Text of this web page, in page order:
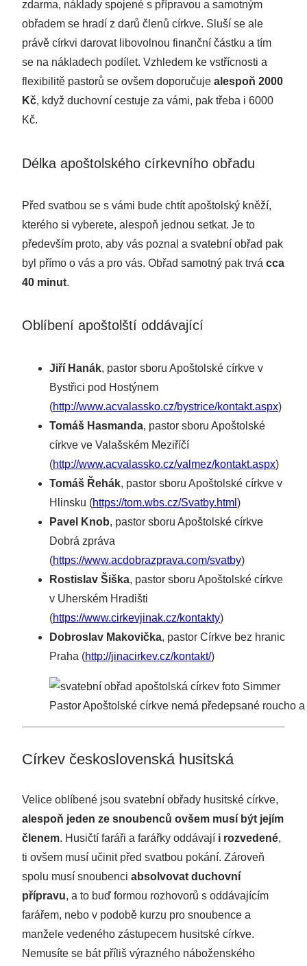
zdarma, náklady spojené s přípravou a samotným
obřadem se hradí z darů členů církve. Sluší se ale
právě církvi darovat libovolnou finanční částku a tím
se na nákladech podílet. Vzhledem ke vstřícnosti a
flexibilitě pastorů se ovšem doporučuje alespoň 2000
Kč, když duchovní cestuje za vámi, pak třeba i 6000
Kč.
Délka apoštolského církevního obřadu
Před svatbou se s vámi bude chtít apoštolský kněží,
kterého si vyberete, alespoň jednou setkat. Je to
především proto, aby vás poznal a svatební obřad pak
byl přímo o vás a pro vás. Obřad samotný pak trvá cca
40 minut.
Oblíbení apoštolští oddávající
Jiří Hanák, pastor sboru Apoštolské církve v
Bystřici pod Hostýnem
(http://www.acvalassko.cz/bystrice/kontakt.aspx)
Tomáš Hasmanda, pastor sboru Apoštolské
církve ve Valašském Meziříčí
(http://www.acvalassko.cz/valmez/kontakt.aspx)
Tomáš Řehák, pastor sboru Apoštolské církve v
Hlinsku (https://tom.wbs.cz/Svatby.html )
Pavel Knob, pastor sboru Apoštolské církve
Dobrá zpráva
(https://www.acdobrazprava.com/svatby)
Rostislav Šiška, pastor sboru Apoštolské církve
v Uherském Hradišti
(https://www.cirkevjinak.cz/kontakty)
Dobroslav Makovička, pastor Církve bez hranic
Praha (http://jinacirkev.cz/kontakt/)
Pastor Apoštolské církve nemá předepsané roucho
Církev československá husitská
Velice oblíbené jsou svatební obřady husitské církve,
alespoň jeden ze snoubenců ovšem musí být jejím
členem. Husičtí faráři a farářky oddávají i rozvedené,
ti ovšem musí učinit před svatbou pokání. Zároveň
spolu musí snoubenci absolvovat duchovní
přípravu, a to buď formou rozhovorů s oddávajícím
farářem, nebo v podobě kurzu pro snoubence a
manžele vedeného zástupecem husitské církve.
Nemusíte se bát příliš výrazného náboženského